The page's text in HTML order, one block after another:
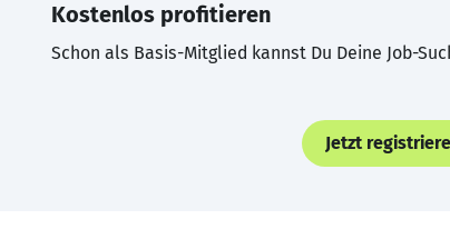
Kostenlos profitieren
Schon als Basis-Mitglied kannst Du Deine Job-
Jetzt